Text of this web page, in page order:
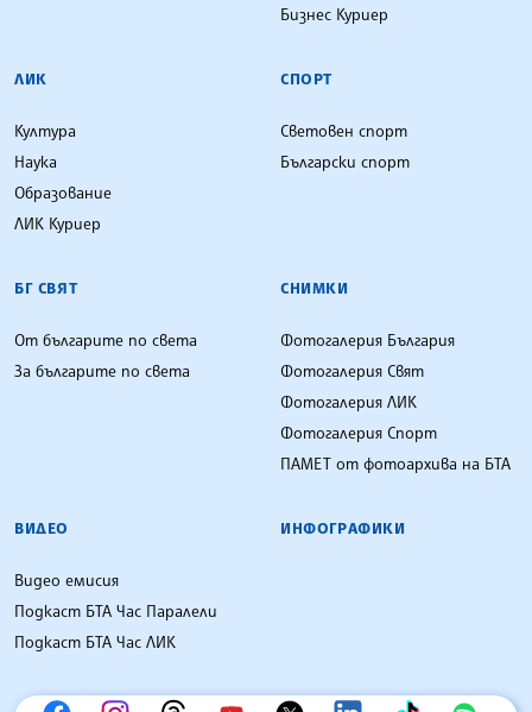
Бизнес Куриер
ЛИК
Култура
Наука
Образование
ЛИК Куриер
СПОРТ
Световен спорт
Български спорт
БГ СВЯТ
От българите по света
За българите по света
СНИМКИ
Фотогалерия България
Фотогалерия Свят
Фотогалерия ЛИК
Фотогалерия Спорт
ПАМЕТ от фотоархива на БТА
ВИДЕО
Видео емисия
Подкаст БТА Час Паралели
Подкаст БТА Час ЛИК
ИНФОГРАФИКИ